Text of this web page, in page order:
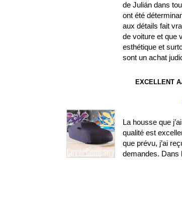
de Julián dans
ont été
aux détails fait
de voiture et que
esthétique et
sont un achat
EXCELLENT
La housse que
qualité est
que prévu, j’ai
demandes. Dans